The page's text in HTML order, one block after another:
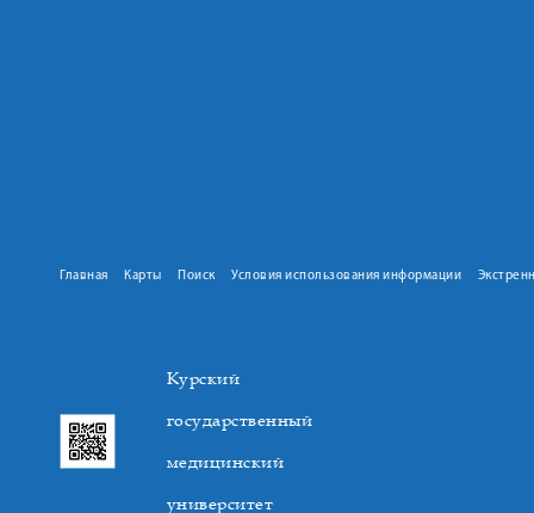
Главная Карты Поиск Условия использования информации
Курский
государственный
медицинский
университет